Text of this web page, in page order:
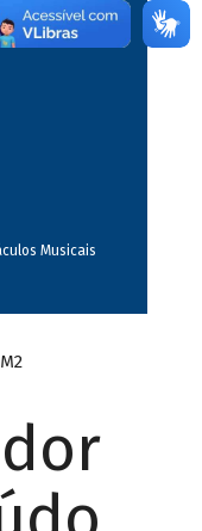
Musicais